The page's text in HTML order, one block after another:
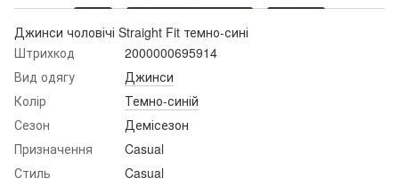
Джинси чоловічі Straight Fit темно-сині
Штрихкод
2000000695914
Вид одягу
Джинси
Колір
Темно-синій
Сезон
Демісезон
Призначення
Casual
Стиль
Casual